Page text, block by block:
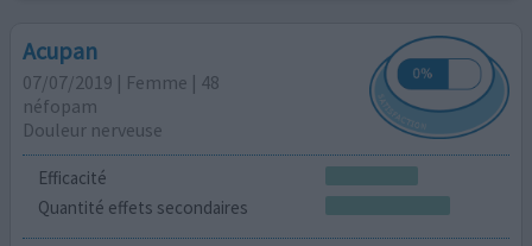
Acupan
07/07/2019 | Femme | 48
néfopam
Douleur nerveuse
Efficacité
Quantité effets secondaires